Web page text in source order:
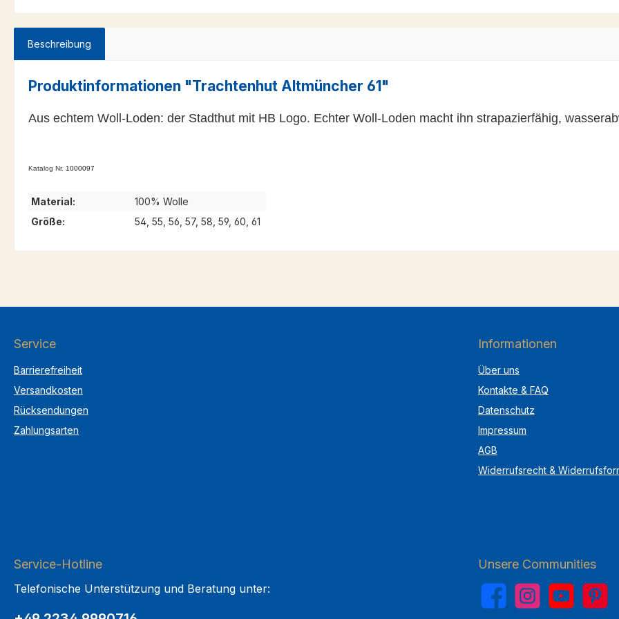
Beschreibung
Produktinformationen "Trachtenhut Altmüncher 61"
Aus echtem Woll-Loden: der Stadthut mit HB Logo. Echter Woll-Loden macht ihn strapazierfähig,
Katalog Nr. 1000097
Material:
100% Wolle
Größe:
54, 55, 56, 57, 58, 59, 60, 61
Service
Barrierefreiheit
Versandkosten
Rücksendungen
Zahlungsarten
Informationen
Über uns
Kontakte & FAQ
Datenschutz
Impressum
AGB
Widerrufsrecht &
Service-Hotline
Telefonische Unterstützung und Beratung unter:
Unsere Communities
FacebookInstagramYouTubePinterest